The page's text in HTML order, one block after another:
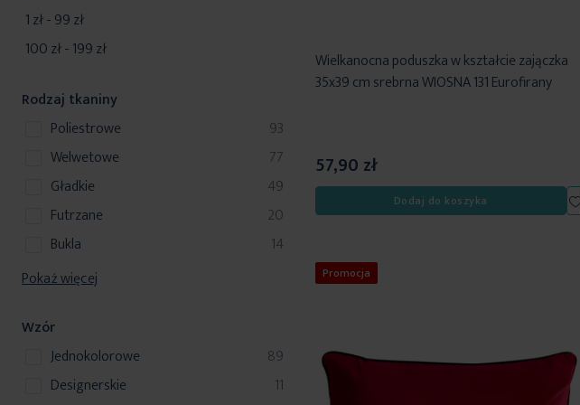
Wielkanocna poduszka w kształcie zajączka
35x39 cm srebrna WIOSNA 131 Eurofirany
57,90 zł
Dodaj do koszyka
Promocja
1 zł-99 zł
100 zł-199 zł
Rodzaj tkaniny
poliestrowe
93
produkty
welwetowe
77
produkty
gładkie
49
produkty
futrzane
20
produkty
bukla
14
produkty
Pokaż więcej
Wzór
jednokolorowe
89
produkty
designerskie
11
produkty